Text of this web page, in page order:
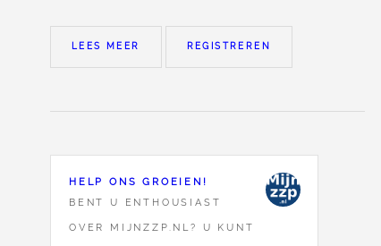
LEES MEER REGISTREREN
HELP ONS GROEIEN!
BENT U ENTHOUSIAST
OVER MIJNZZP.NL? U KUNT